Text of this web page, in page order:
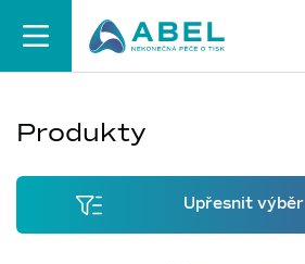
Produkty
Upřesnit výběr